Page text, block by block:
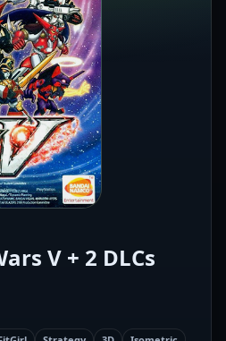
V + 2 DLCs